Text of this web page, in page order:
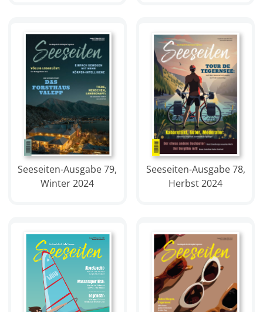
Seeseiten-Ausgabe 79,
Winter 2024
Seeseiten-Ausgabe 78,
Herbst 2024